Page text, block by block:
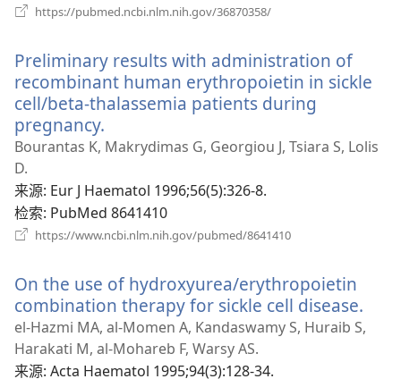
https://pubmed.ncbi.nlm.nih.gov/36870358/
窗
口）
Preliminary results with administration of
recombinant human erythropoietin in sickle
cell/beta-thalassemia patients during
pregnancy.
开
窗
口）
Bourantas K, Makrydimas G, Georgiou J, Tsiara S, Lolis
D.
来源‎: Eur J Haematol 1996;56(5):326-8.
检索‎: PubMed 8641410
https://www.ncbi.nlm.nih.gov/pubmed/8641410
窗
口）
On the use of hydroxyurea/erythropoietin
combination therapy for sickle cell disease.
开
el-Hazmi MA, al-Momen A, Kandaswamy S, Huraib S,
Harakati M, al-Mohareb F, Warsy AS.
来源‎: Acta Haematol 1995;94(3):128-34.